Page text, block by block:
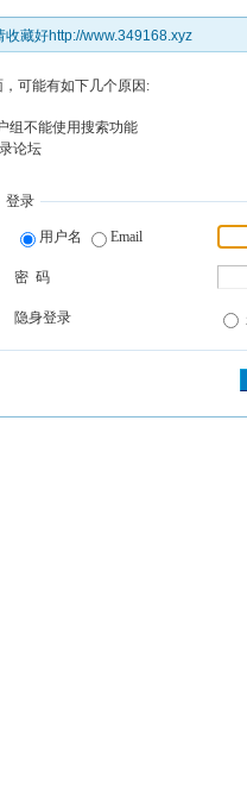
藏好http://www.349168.xyz
可能有如下几个原因:
组不能使用搜索功能
论坛
登录
用户名 Email
密 码
隐身登录